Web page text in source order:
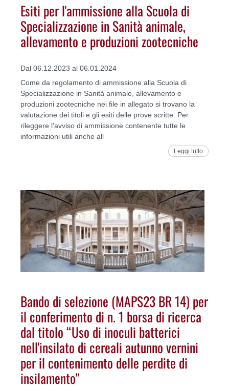
Esiti per l'ammissione alla Scuola di
Specializzazione in Sanità animale,
allevamento e produzioni zootecniche
Dal 06.12.2023 al 06.01.2024
Come da regolamento di ammissione alla Scuola di
Specializzazione in Sanità animale, allevamento e
produzioni zootecniche nei file in allegato si trovano la
valutazione dei titoli e gli esiti delle prove scritte. Per
rileggere l'avviso di ammissione contenente tutte le
informazioni utili anche all
Leggi tutto
Bando di selezione (MAPS23 BR 14) per
il conferimento di n. 1 borsa di ricerca
dal titolo “Uso di inoculi batterici
nell'insilato di cereali autunno vernini
per il contenimento delle perdite di
insilamento"